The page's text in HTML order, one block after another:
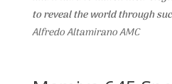
to reveal the world through
Alfredo Altamirano AMC